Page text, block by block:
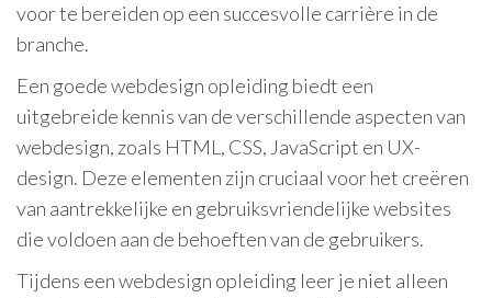
voor te bereiden op een succesvolle carrière in de
branche.
Een goede webdesign opleiding biedt een
uitgebreide kennis van de verschillende aspecten van
webdesign, zoals HTML, CSS, JavaScript en UX-
design. Deze elementen zijn cruciaal voor het creëren
van aantrekkelijke en gebruiksvriendelijke websites
die voldoen aan de behoeften van de gebruikers.
Tijdens een webdesign opleiding leer je niet alleen